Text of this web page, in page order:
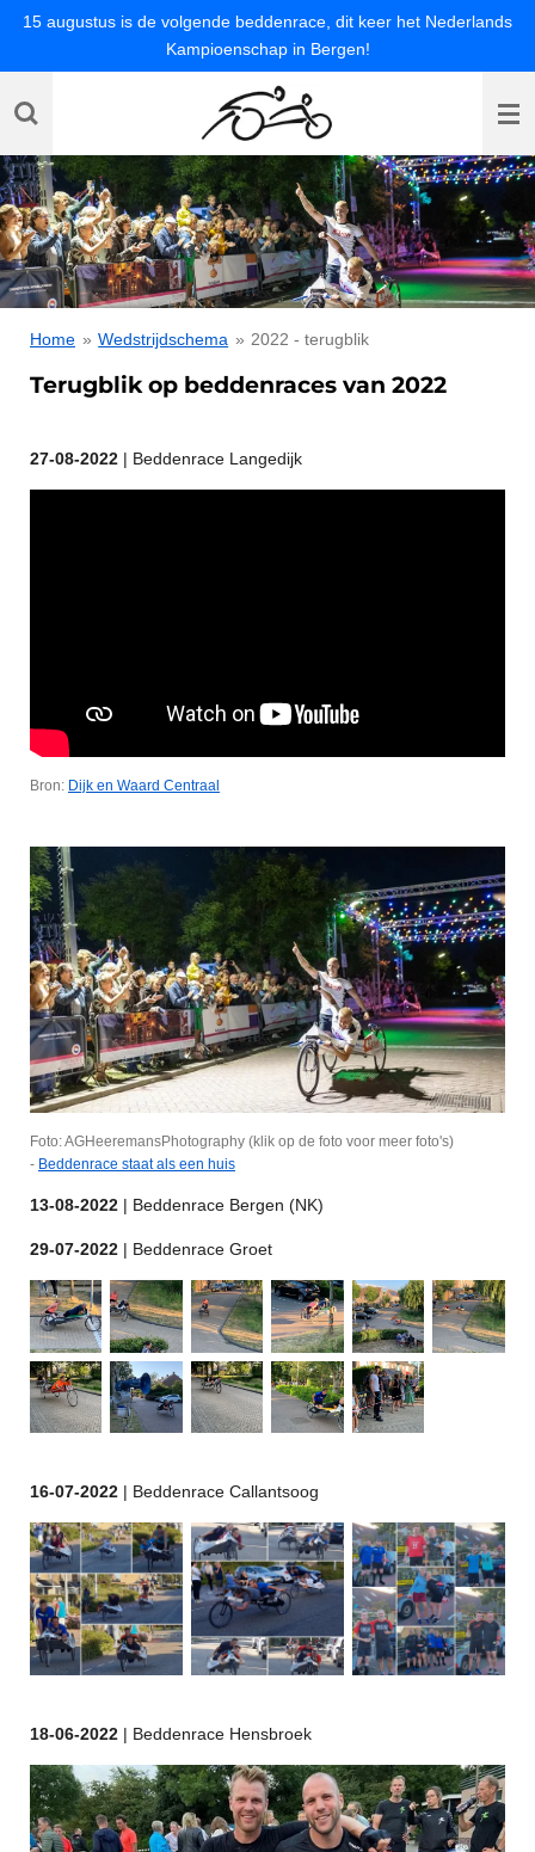
Ga
de
15 augustus is de volgende beddenrace, dit keer het Nederlands
Kampioenschap in Bergen!
Home » Wedstrijdschema » 2022 - terugblik
Terugblik op beddenraces van 2022
27-08-2022 | Beddenrace Langedijk
Bron: Dijk en Waard Centraal
Foto: AGHeeremansPhotography (klik op de foto voor meer foto's)
- Beddenrace staat als een huis
13-08-2022 | Beddenrace Bergen (NK)
29-07-2022 | Beddenrace Groet
16-07-2022 | Beddenrace Callantsoog
18-06-2022 | Beddenrace Hensbroek